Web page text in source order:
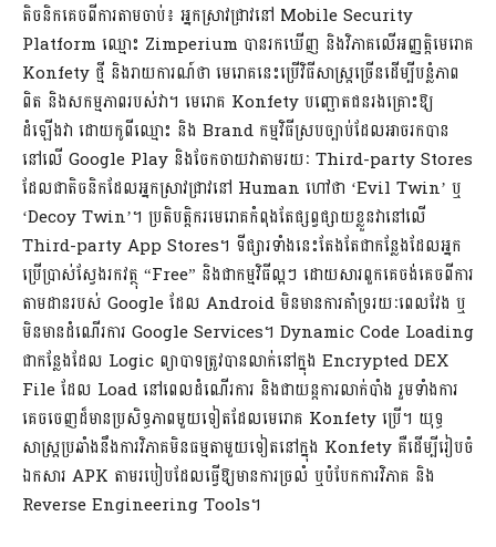
តិចនិកគេចពីការតាមចាប់៖ អ្នកស្រាវជ្រាវនៅ Mobile Security
Platform ឈ្មោះ Zimperium បានរកឃើញ និងវិភាគលើអញ្ញត្តិមេរោគ
Konfety ថ្មី និងរាយការណ៍ថា មេរោគនេះប្រើវិធីសាស្រ្តច្រើនដើម្បីបន្លំភាព
ពិត និងសកម្មភាពរបស់វា។ មេរោគ Konfety បញ្ឆោតជនរងគ្រោះឱ្យ
ដំឡើងវា ដោយកូពីឈ្មោះ និង Brand កម្មវិធីស្របច្បាប់ដែលអាចរកបាន
នៅលើ Google Play និងចែកចាយវាតាមរយៈ Third-party Stores
ដែលជាតិចនិកដែលអ្នកស្រាវជ្រាវនៅ Human ហៅថា ‘Evil Twin’ ឬ
‘Decoy Twin’។ ប្រតិបត្តិករមេរោគកំពុងតែផ្សព្វផ្សាយខ្លួនវានៅលើ
Third-party App Stores។ ទីផ្សារទាំងនេះតែងតែជាកន្លែងដែលអ្នក
ប្រើប្រាស់ស្វែងរកវត្ថុ “Free” និងជាកម្មវិធីល្អៗ ដោយសារពួកគេចង់គេចពីការ
តាមដានរបស់ Google ដែល Android មិនមានការគាំទ្ររយៈពេលវែង ឬ
មិនមានដំណើរការ Google Services។ Dynamic Code Loading
ជាកន្លែងដែល Logic ព្យាបាទត្រូវបានលាក់នៅក្នុង Encrypted DEX
File ដែល Load នៅពេលដំណើរការ និងជាយន្តការលាក់បាំង រួមទាំងការ
គេចចេញដ៏មានប្រសិទ្ធភាពមួយទៀតដែលមេរោគ Konfety ប្រើ។ យុទ្ធ
សាស្រ្តប្រឆាំងនឹងការវិភាគមិនធម្មតាមួយទៀតនៅក្នុង Konfety គឺដើម្បីរៀបចំ
ឯកសារ APK តាមរបៀបដែលធ្វើឱ្យមានការច្រលំ ឬបំបែកការវិភាគ និង
Reverse Engineering Tools។